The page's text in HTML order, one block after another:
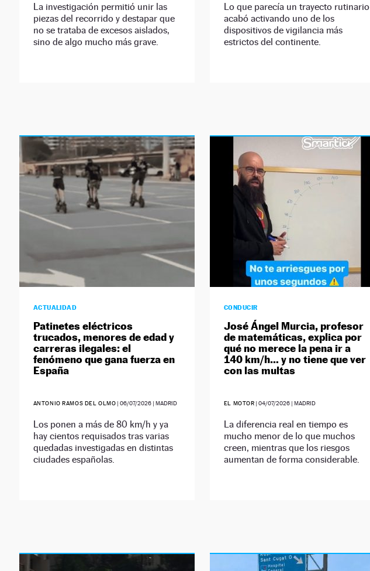
La investigación permitió unir las
piezas del recorrido y destapar que
no se trataba de excesos aislados,
sino de algo mucho más grave.
Lo que parecía un trayecto rutinario
acabó activando uno de los
dispositivos de vigilancia más
estrictos del continente.
ACTUALIDAD
Patinetes eléctricos
trucados, menores de edad y
carreras ilegales: el
fenómeno que gana fuerza en
España
ANTONIO RAMOS DEL OLMO |06/07/2026 | MADRID
Los ponen a más de 80 km/h y ya
hay cientos requisados tras varias
quedadas investigadas en distintas
ciudades españolas.
CONDUCIR
José Ángel Murcia, profesor
de matemáticas, explica por
qué no merece la pena ir a
140 km/h… y no tiene que ver
con las multas
EL MOTOR |04/07/2026 | MADRID
La diferencia real en tiempo es
mucho menor de lo que muchos
creen, mientras que los riesgos
aumentan de forma considerable.